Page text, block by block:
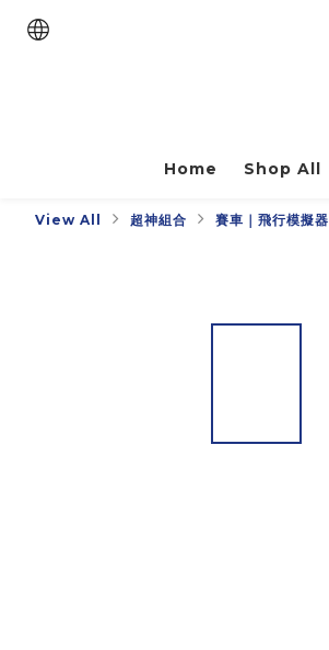
Home Shop All
View All 超神組合 賽車｜飛行模擬器